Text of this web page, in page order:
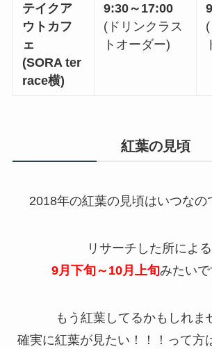
テイクア
ウトカフ
ェ
(SORA ter
race横)
9:30～ 17:00
(ドリンクラス
トオーダー)
紅葉の見頃
2018年の紅葉の見頃はいつなの
リサーチした所によ
9月下旬～ 10月上旬みたいで
もう紅葉してるかもしれま
確実に紅葉が見たい！！！って方